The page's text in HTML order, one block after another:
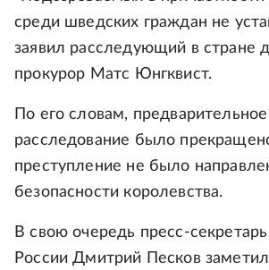
среди шведских граждан не
заявил расследующий в стране
прокурор Матс Юнгквист.
По его словам, предварительное
расследование было
преступление не было
безопасности королевства.
В свою очередь пресс-
России Дмитрий Песков